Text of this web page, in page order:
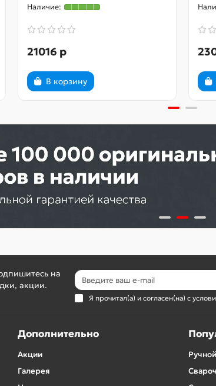
21016 р
В корзину
на
акции.
Я прочитал(а) и согласен(на) с
Дополнительно
Акции
Галерея